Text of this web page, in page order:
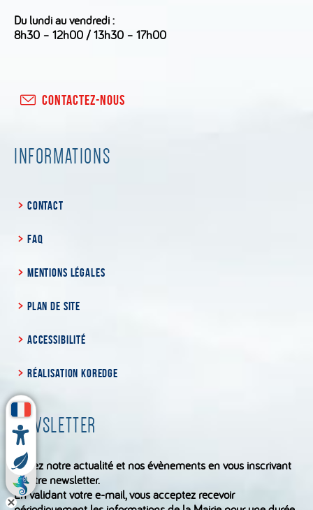
Du lundi au vendredi :
8h30 – 12h00 / 13h30 – 17h00
CONTACTEZ-NOUS
INFORMATIONS
CONTACT
FAQ
MENTIONS LÉGALES
PLAN DE SITE
ACCESSIBILITÉ
RÉALISATION KOREDGE
NEWSLETTER
Suivez notre actualité et nos évènements en vous inscrivant
à notre newsletter.
En validant votre e-mail, vous acceptez recevoir